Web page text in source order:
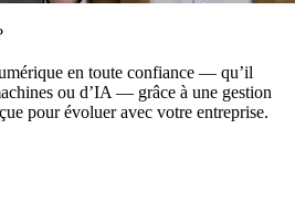
en toute confiance — qu’il
ou d’IA — grâce à une gestion
pour évoluer avec votre entreprise.